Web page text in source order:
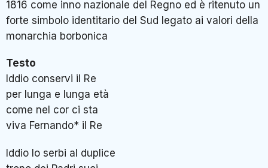
1816 come inno nazionale del Regno ed è ritenuto un
forte simbolo identitario del Sud legato ai valori della
monarchia borbonica
Testo
Iddio conservi il Re
per lunga e lunga età
come nel cor ci sta
viva Fernando* il Re
Iddio lo serbi al duplice